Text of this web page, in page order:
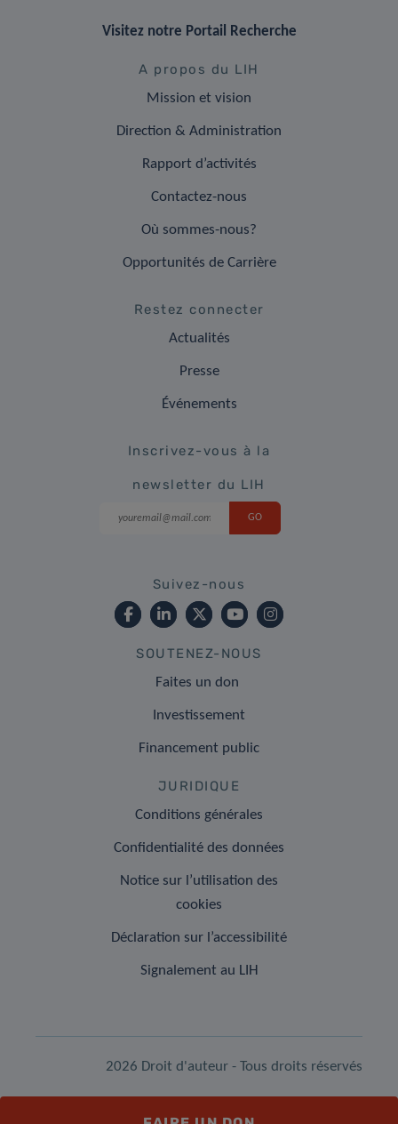
Visitez notre Portail Recherche
A propos du LIH
Mission et vision
Direction & Administration
Rapport d’activités
Contactez-nous
Où sommes-nous?
Opportunités de Carrière
Restez connecter
Actualités
Presse
Événements
Inscrivez-vous à la
newsletter du LIH
Suivez-nous
SOUTENEZ-NOUS
Faites un don
Investissement
Financement public
JURIDIQUE
Conditions générales
Confidentialité des données
Notice sur l’utilisation des
cookies
Déclaration sur l’accessibilité
Signalement au LIH
2026 Droit d'auteur - Tous droits réservés